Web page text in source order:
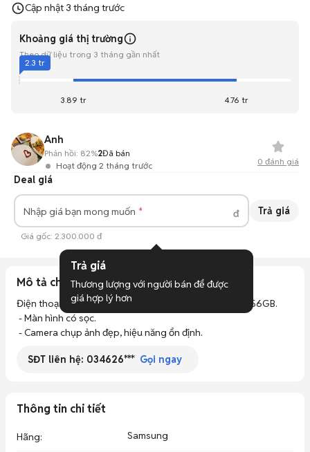
Cập nhật3 tháng trước
Khoảng giá thị trường
Theo dữ liệu trong 3 tháng gần nhất
3.89 tr 4.76 tr
2.3 tr
Anh
Hoạt động 2 tháng trước
Phản hồi: 82%2Đã bán
0 đánh giá
Deal giá
Nhập giá bạn mong muốn đ Trả giá
Giá gốc: 2.300.000 đ
Mô tả chi tiết
Điện thoại Samsung Note 20 Ultra RAM 8GB, bộ nhớ 256GB.
- Camera chụp ảnh đẹp, hiệu năng ổn định.
SĐT liên hệ: 034626*** Gọi ngay
Thông tin chi tiết
Hãng: Samsung
Trả giá
Thương lượng với người bán để được
giá hợp lý hơn